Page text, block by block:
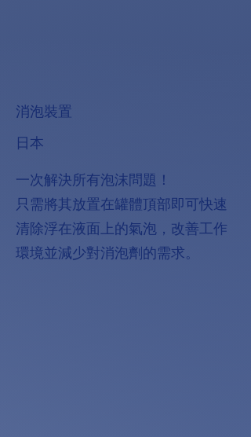
消泡裝置
日本
一次解決所有泡沫問題！
只需將其放置在罐體頂部即可快速
清除浮在液面上的氣泡，改善工作
環境並減少對消泡劑的需求。